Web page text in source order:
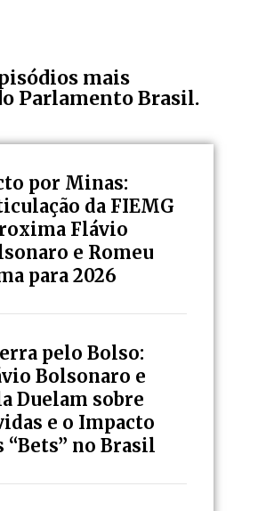
mais
Parlamento Brasil.
por Minas:
da FIEMG
Flávio
e Romeu
para 2026
pelo Bolso:
Bolsonaro e
Duelam sobre
e o Impacto
“Bets” no Brasil